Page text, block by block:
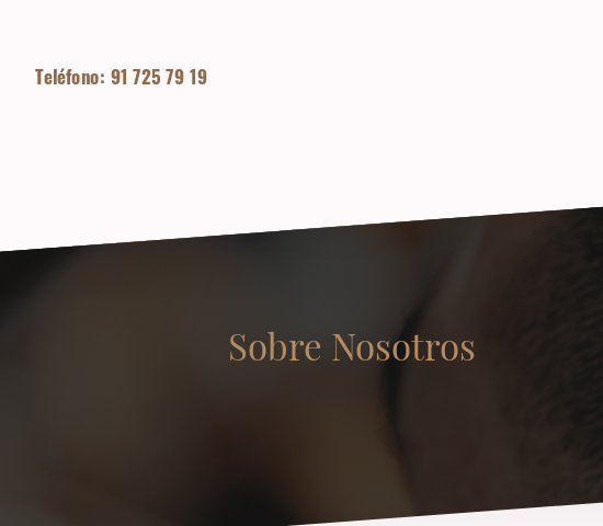
Teléfono: 91 725 79 19
Sobre Nosotros